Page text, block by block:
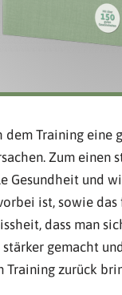
Training
Zum einen
Gesundheit und
ist, sowie
dass man
gemacht
zurück